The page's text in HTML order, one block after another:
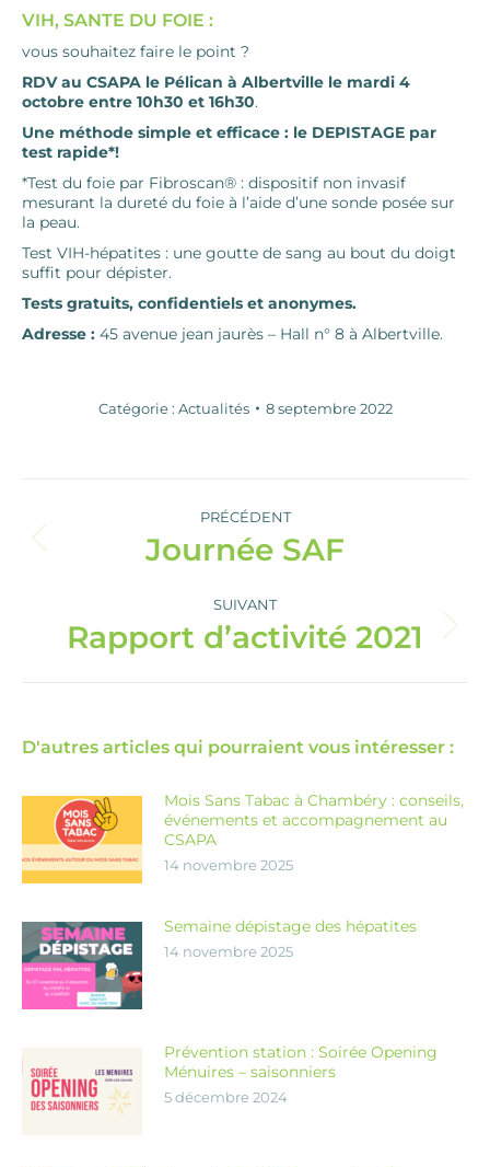
VIH, SANTE DU FOIE :
vous souhaitez faire le point ?
RDV au CSAPA le Pélican à Albertville le mardi 4
octobre entre 10h30 et 16h30.
Une méthode simple et efficace : le DEPISTAGE par
test rapide*!
*Test du foie par Fibroscan® : dispositif non invasif
mesurant la dureté du foie à l’aide d’une sonde posée sur
la peau.
Test VIH-hépatites : une goutte de sang au bout du doigt
suffit pour dépister.
Tests gratuits, confidentiels et anonymes.
Adresse : 45 avenue jean jaurès – Hall n° 8 à Albertville.
Catégorie : Actualités 8 septembre 2022
PRÉCÉDENT
Article
précédent
Journée SAF
SUIVANT
Article
suivant
Rapport d’activité 2021
D'autres articles qui pourraient vous intéresser :
Mois Sans Tabac à Chambéry : conseils,
événements et accompagnement au
CSAPA
14 novembre 2025
Semaine dépistage des hépatites
14 novembre 2025
Prévention station : Soirée Opening
Ménuires – saisonniers
5 décembre 2024